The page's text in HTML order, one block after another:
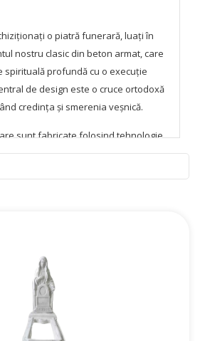
o piatră funerară, luați în
nostru clasic din beton armat, care
spirituală profundă cu o execuție
de design este o cruce ortodoxă
credința și smerenia veșnică.
sunt fabricate folosind tehnologie
asigurând o rezistență și o
la toate condițiile meteorologice.
date sau epitafe, permițând
a achiziționa un monument atât în
la producător din Chișinău. De